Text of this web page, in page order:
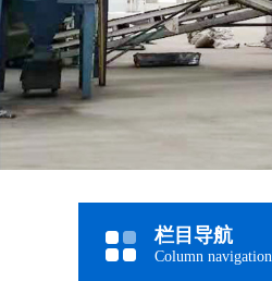
栏目导航
Column navigation